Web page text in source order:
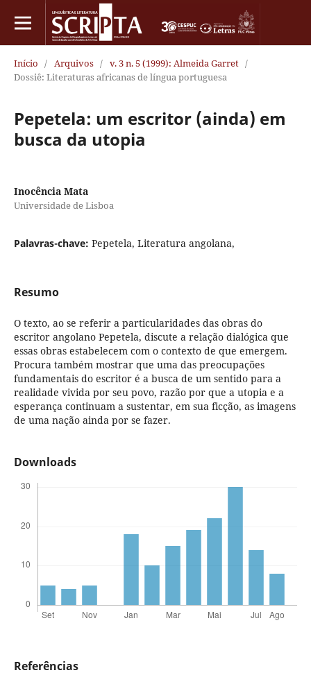
Início / Arquivos / v. 3 n. 5 (1999): Almeida Garret /
Dossiê: Literaturas africanas de língua portuguesa
Pepetela: um escritor (ainda) em
busca da utopia
Inocência Mata
Universidade de Lisboa
Palavras-chave: Pepetela, Literatura angolana,
Resumo
O texto, ao se referir a particularidades das obras do
escritor angolano Pepetela, discute a relação dialógica que
essas obras estabelecem com o contexto de que emergem.
Procura também mostrar que uma das preocupações
fundamentais do escritor é a busca de um sentido para a
realidade vivida por seu povo, razão por que a utopia e a
esperança continuam a sustentar, em sua ficção, as imagens
de uma nação ainda por se fazer.
Downloads
Referências